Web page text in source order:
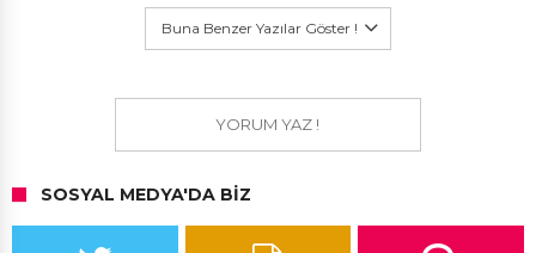
Buna Benzer Yazılar Göster !
YORUM YAZ !
SOSYAL MEDYA'DA BIZ